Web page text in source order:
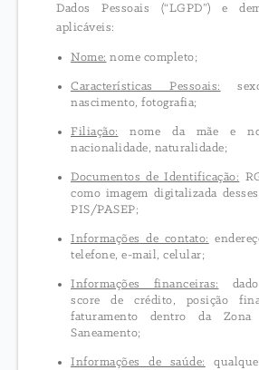
Dados Pessoais (“LGPD”) e
aplicáveis:
Nome: nome completo;
Características Pessoais:
nascimento, fotografia;
Filiação: nome da mãe e
nacionalidade, naturalidade;
Documentos de Identificação:
como imagem digitalizada
PIS/PASEP;
Informações de contato:
telefone, e-mail, celular;
Informações financeiras:
score de crédito, posição
faturamento dentro da Zona
Saneamento;
Informações de saúde: